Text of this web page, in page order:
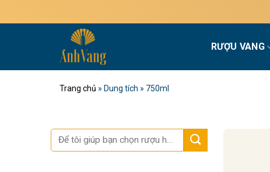
qua
RƯỢU VANG
Trang chủ » Dung tích » 750ml
Tìm
kiếm: